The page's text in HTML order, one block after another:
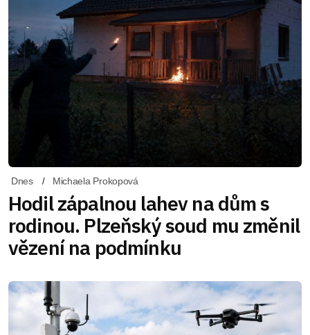
Dnes Michaela Prokopová
Hodil zápalnou lahev na dům s
rodinou. Plzeňský soud mu změnil
vězení na podmínku